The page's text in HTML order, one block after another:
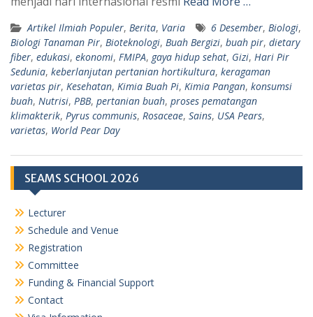
Artikel Ilmiah Populer, Berita, Varia 6 Desember, Biologi,
Biologi Tanaman Pir, Bioteknologi, Buah Bergizi, buah pir, dietary
fiber, edukasi, ekonomi, FMIPA, gaya hidup sehat, Gizi, Hari Pir
Sedunia, keberlanjutan pertanian hortikultura, keragaman
varietas pir, Kesehatan, Kimia Buah Pi, Kimia Pangan, konsumsi
buah, Nutrisi, PBB, pertanian buah, proses pematangan
klimakterik, Pyrus communis, Rosaceae, Sains, USA Pears,
varietas, World Pear Day
SEAMS SCHOOL 2026
Lecturer
Schedule and Venue
Registration
Committee
Funding & Financial Support
Contact